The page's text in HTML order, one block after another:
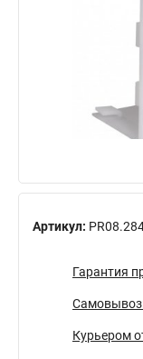
Артикул:
Гарантия
Курьером